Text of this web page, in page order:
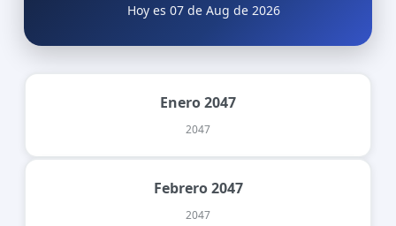
Hoy es 07 de Aug de 2026
Enero 2047
2047
Febrero 2047
2047